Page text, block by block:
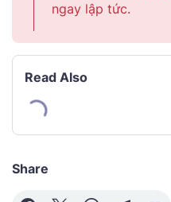
ngay lập tức.
Read Also
Share